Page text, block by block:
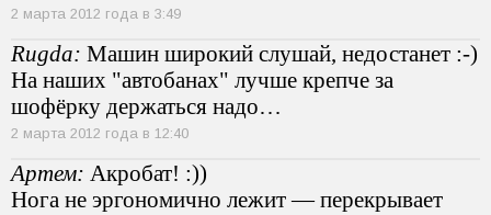
2 марта 2012 года в 3:49
Rugda: Машин широкий слушай, недостанет :-)
На наших "автобанах" лучше крепче за
шофёрку держаться надо…
2 марта 2012 года в 12:40
Артем: Акробат! :))
Нога не эргономично лежит — перекрывает